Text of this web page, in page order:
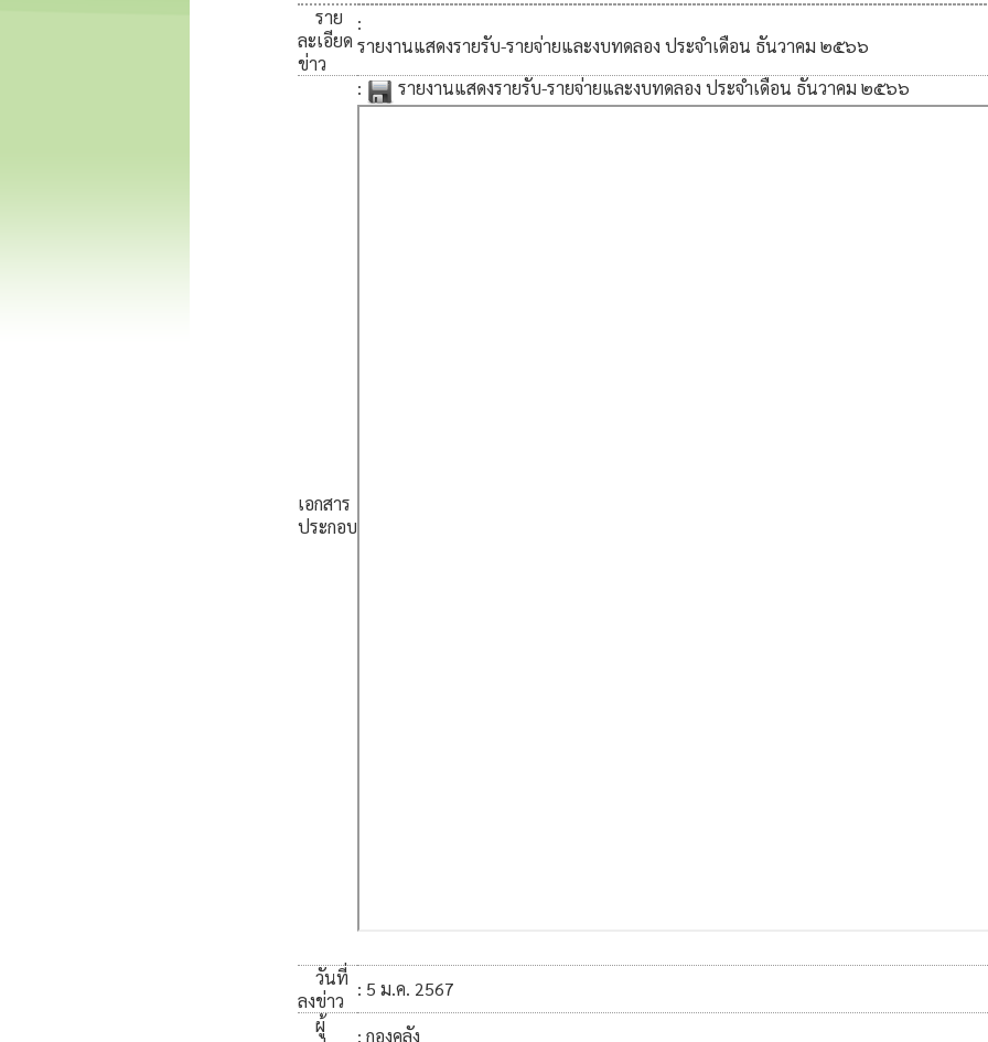
ราย
ละเอียด
ข่าว
:
รายงานแสดงรายรับ-รายจ่ายและงบทดลอง ประจำเดือน ธันวาคม ๒๕๖๖
เอกสาร
ประกอบ
: รายงานแสดงรายรับ-รายจ่ายและงบทดลอง ประจำเดือน ธันวาคม ๒๕๖๖
วันที่
ลงข่าว
: 5 ม.ค. 2567
ผู้
: กองคลัง